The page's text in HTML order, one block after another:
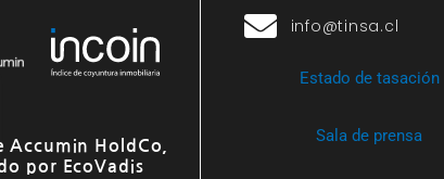
ofrecer anuncios o contenido
Accumin HoldCo,
por EcoVadis
info@tinsa.cl
Estado de tasación
Sala de prensa